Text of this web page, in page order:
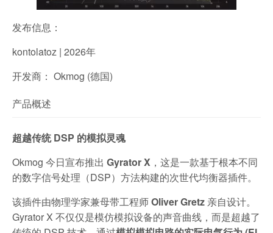
发布信息：
kontolatoz | 2026年
开发商： Okmog (德国)
产品概述
超越传统 DSP 的模拟灵魂
Okmog 今日宣布推出 Gyrator X ，这是一款基于根本不同
的数字信号处理（DSP）方法构建的次世代均衡器插件。
该插件由物理学家兼母带工程师Oliver Gretz 亲自设计。
Gyrator X 不仅仅是模仿模拟设备的声音曲线，而是超越了